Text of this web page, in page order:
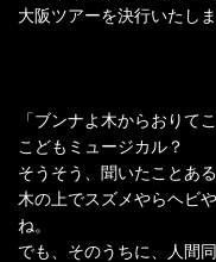
大阪ツアーを決行いたしま
「ブンナよ木からおりて
こどもミュージカル？
そうそう、聞いたことある
木の上でスズメやらヘビ
ね。
でも、そのうちに、人間